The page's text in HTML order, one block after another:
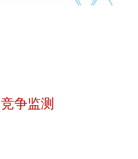
竞争监测